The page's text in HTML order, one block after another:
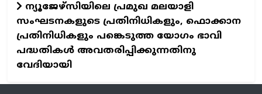
ന്യൂജേഴ്സിയിലെ പ്രമുഖ മലയാളി
സംഘടനകളുടെ പ്രതിനിധികളും, ഫൊക്കാന
പ്രതിനിധികളും പങ്കെടുത്ത യോഗം ഭാവി
പദ്ധതികൾ അവതരിപ്പിക്കുന്നതിനു
വേദിയായി